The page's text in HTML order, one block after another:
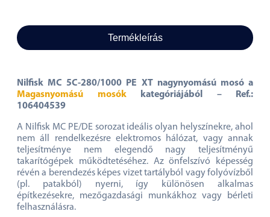
Termékleírás
Nilfisk MC 5C-280/1000 PE XT nagynyomású mosó a
Magasnyomású mosókkategóriájából – Ref.:
106404539
A Nilfisk MC PE/DE sorozat ideális olyan helyszínekre, ahol
nem áll rendelkezésre elektromos hálózat, vagy annak
teljesítménye nem elegendő nagy teljesítményű
takarítógépek működtetéséhez. Az önfelszívó képesség
révén a berendezés képes vizet tartályból vagy folyóvízből
(pl. patakból) nyerni, így különösen alkalmas
építkezésekre, mezőgazdasági munkákhoz vagy bérleti
felhasználásra.